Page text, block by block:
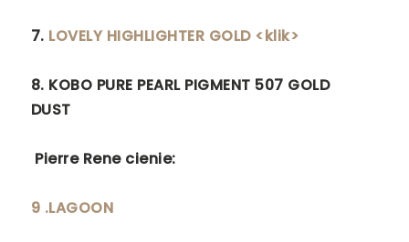
7. LOVELY HIGHLIGHTER GOLD <klik>
8. KOBO PURE PEARL PIGMENT 507 GOLD
DUST
Pierre Rene cienie:
9 .LAGOON